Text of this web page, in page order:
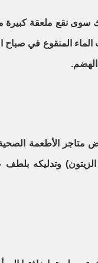
سوى نقع ملعقة
المنقوع في صباح
.
متاجر الأطعمة
وتدليكه